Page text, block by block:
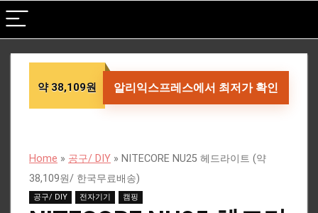
약 38,109원 알리익스프레스에서 최저가 확인
Home » 공구/ DIY » NITECORE NU25 헤드라이트 (약
38,109원/ 한국무료배송)
공구/ DIY 전자기기 캠핑